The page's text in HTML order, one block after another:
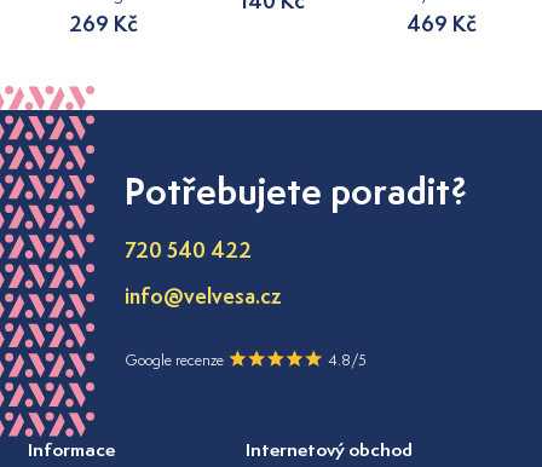
269 Kč 469 Kč
Potřebujete poradit?
720 540 422
info@velvesa.cz
Google recenze 4.8/5
Informace Internetový obchod